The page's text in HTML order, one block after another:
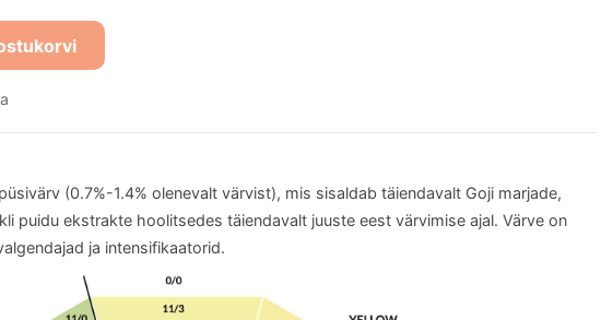
(0.7%-1.4% olenevalt värvist), mis sisaldab täiendavalt Goji marjade,
puidu ekstrakte hoolitsedes täiendavalt juuste eest värvimise ajal. Värve on
ja intensifikaatorid.